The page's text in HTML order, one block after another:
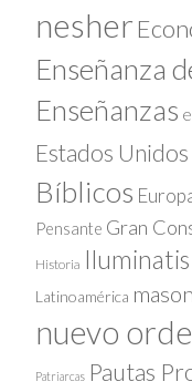
nesher
Enseñanza
Enseñanzas
Estados Unidos
Bíblicos
Pensante Gran
Historia Iluminatis
Latinoamérica
nuevo
Patriarcas Pautas